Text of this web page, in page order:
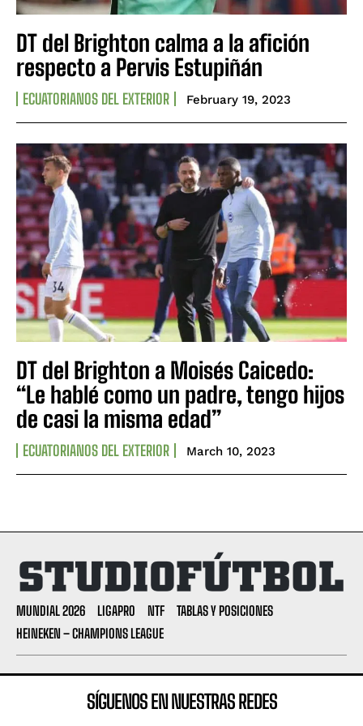
CONTACT
PRIVACY POLICY
NEWSLETTER
CONTACT
PRIVACY POLICY
NEWSLETTER
DT del Brighton calma a la afición
respecto a Pervis Estupiñán
ECUATORIANOS DEL EXTERIOR February 19, 2023
DT del Brighton a Moisés Caicedo:
“Le hablé como un padre, tengo hijos
de casi la misma edad”
ECUATORIANOS DEL EXTERIOR March 10, 2023
MUNDIAL 2026 LIGAPRO NTF
TABLAS Y POSICIONES
HEINEKEN – CHAMPIONS LEAGUE
SÍGUENOS EN NUESTRAS REDES